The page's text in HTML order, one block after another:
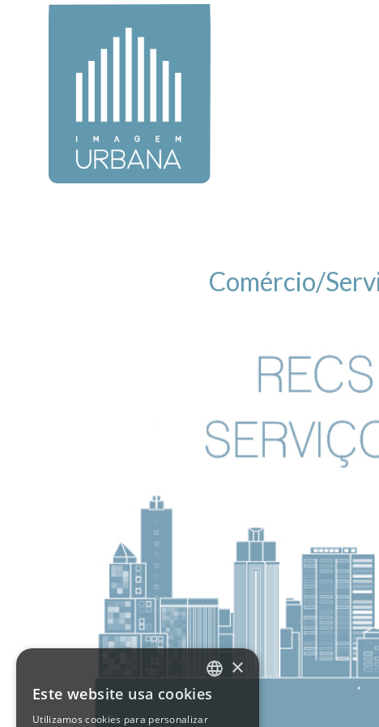
Comércio/
PORTUGUESE
×
Este website usa cookies
Utilizamos cookies para personalizar